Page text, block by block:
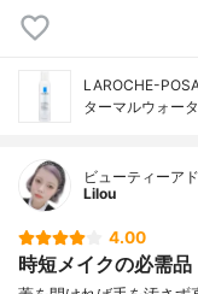
LAROCHE-
ターマルウォー
ビューティーア
Lilou
4.00
時短メイクの必需品